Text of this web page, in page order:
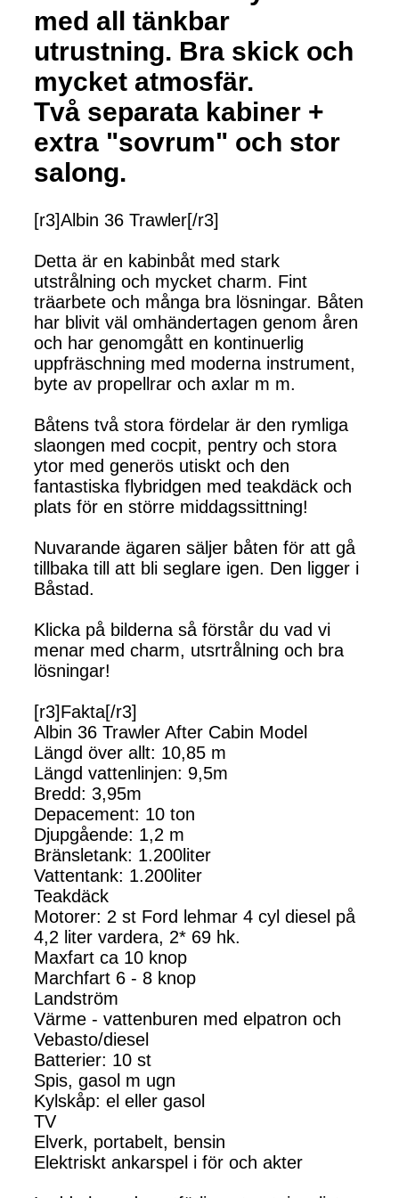
med all tänkbar
utrustning. Bra skick och
mycket atmosfär.
Två separata kabiner +
extra "sovrum" och stor
salong.
[r3]Albin 36 Trawler[/r3]
Detta är en kabinbåt med stark
utstrålning och mycket charm. Fint
träarbete och många bra lösningar. Båten
har blivit väl omhändertagen genom åren
och har genomgått en kontinuerlig
uppfräschning med moderna instrument,
byte av propellrar och axlar m m.
Båtens två stora fördelar är den rymliga
slaongen med cocpit, pentry och stora
ytor med generös utiskt och den
fantastiska flybridgen med teakdäck och
plats för en större middagssittning!
Nuvarande ägaren säljer båten för att gå
tillbaka till att bli seglare igen. Den ligger i
Båstad.
Klicka på bilderna så förstår du vad vi
menar med charm, utsrtrålning och bra
lösningar!
[r3]Fakta[/r3]
Albin 36 Trawler After Cabin Model
Längd över allt: 10,85 m
Längd vattenlinjen: 9,5m
Bredd: 3,95m
Depacement: 10 ton
Djupgående: 1,2 m
Bränsletank: 1.200liter
Vattentank: 1.200liter
Teakdäck
Motorer: 2 st Ford lehmar 4 cyl diesel på
4,2 liter vardera, 2* 69 hk.
Maxfart ca 10 knop
Marchfart 6 - 8 knop
Landström
Värme - vattenburen med elpatron och
Vebasto/diesel
Batterier: 10 st
Spis, gasol m ugn
Kylskåp: el eller gasol
TV
Elverk, portabelt, bensin
Elektriskt ankarspel i för och akter